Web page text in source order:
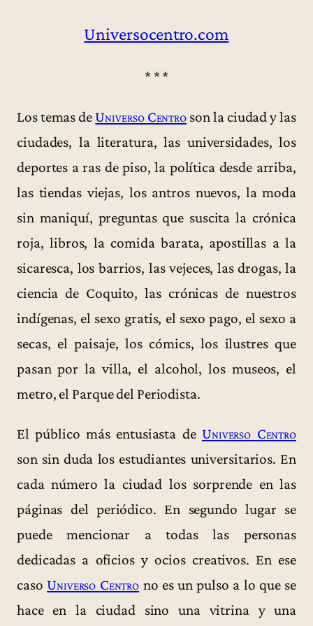
Universocentro.com
* * *
Los temas de Universo Centro son la ciudad y las
ciudades, la literatura, las universidades, los
deportes a ras de piso, la política desde arriba,
las tiendas viejas, los antros nuevos, la moda
sin maniquí, preguntas que suscita la crónica
roja, libros, la comida barata, apostillas a la
sicaresca, los barrios, las vejeces, las drogas, la
ciencia de Coquito, las crónicas de nuestros
indígenas, el sexo gratis, el sexo pago, el sexo a
secas, el paisaje, los cómics, los ilustres que
pasan por la villa, el alcohol, los museos, el
metro, el Parque del Periodista.
El público más entusiasta de Universo Centro
son sin duda los estudiantes universitarios. En
cada número la ciudad los sorprende en las
páginas del periódico. En segundo lugar se
puede mencionar a todas las personas
dedicadas a oficios y ocios creativos. En ese
caso Universo Centro no es un pulso a lo que se
hace en la ciudad sino una vitrina y una